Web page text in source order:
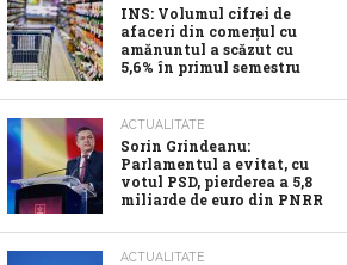
INS: Volumul cifrei de
afaceri din comerțul cu
amănuntul a scăzut cu
5,6% în primul semestru
ACTUALITATE
Sorin Grindeanu:
Parlamentul a evitat, cu
votul PSD, pierderea a 5,8
miliarde de euro din PNRR
ACTUALITATE